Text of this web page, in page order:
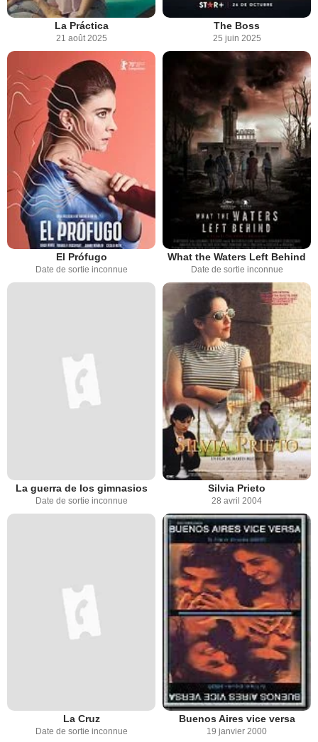
La Práctica
21 août 2025
The Boss
25 juin 2025
El Prófugo
Date de sortie inconnue
What the Waters Left Behind
Date de sortie inconnue
La guerra de los gimnasios
Date de sortie inconnue
Silvia Prieto
28 avril 2004
La Cruz
Date de sortie inconnue
Buenos Aires vice versa
19 janvier 2000